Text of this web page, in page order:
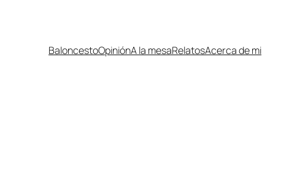
BaloncestoOpiniónA la mesaRelatosAcerca de mi